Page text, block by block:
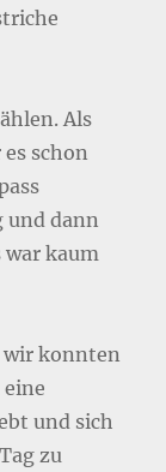
Als
schon
und dann
war kaum
wir konnten
und sich
zu